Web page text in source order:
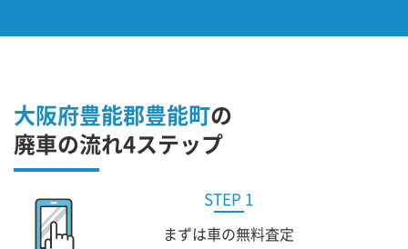
大阪府豊能郡豊能町の
廃車の流れ4ステップ
STEP 1
まずは車の無料査定